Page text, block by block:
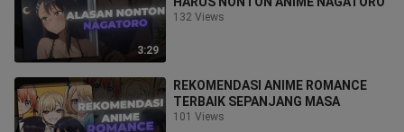
3:29
132 Views
REKOMENDASI ANIME ROMANCE
TERBAIK SEPANJANG MASA
101 Views